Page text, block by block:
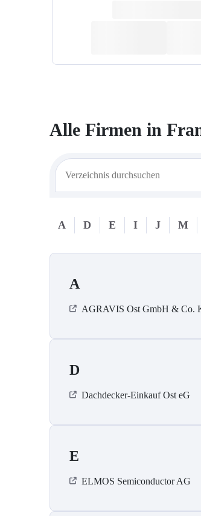
Alle Firmen in
A D E I J M
A
AGRAVIS Ost GmbH & Co.
D
Dachdecker-Einkauf Ost eG
E
ELMOS Semiconductor AG